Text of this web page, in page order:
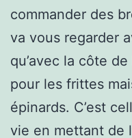
commander des
va vous regarder
qu’avec la côte
pour les frittes
épinards. C’est
vie en mettant de